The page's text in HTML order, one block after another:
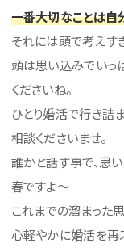
一番大切なことは自
それには頭で考えす
頭は思い込みでいっ
くださいね。
ひとり婚活で行き詰
相談くださいませ。
誰かと話す事で、思
春ですよ～
これまでの溜まった
心軽やかに婚活を再